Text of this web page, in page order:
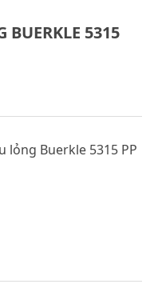
BUERKLE 5315
lỏng Buerkle 5315 PP